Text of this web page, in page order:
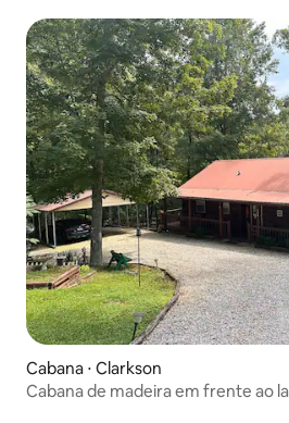
Cabana ⋅ Clarkson
Cabana de madeira em frente ao